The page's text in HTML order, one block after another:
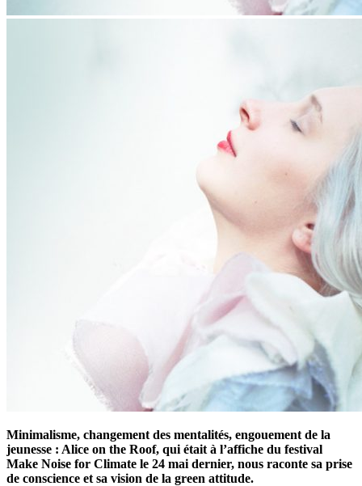
Minimalisme, changement des mentalités, engouement de la
jeunesse : Alice on the Roof, qui était à l’affiche du festival
Make Noise for Climate le 24 mai dernier, nous raconte sa prise
de conscience et sa vision de la green attitude.